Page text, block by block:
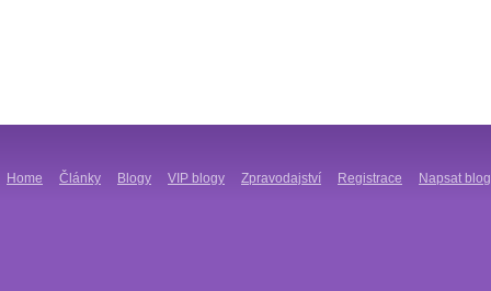
Home Články Blogy VIP blogy Zpravodajství Registrace Napsat blog